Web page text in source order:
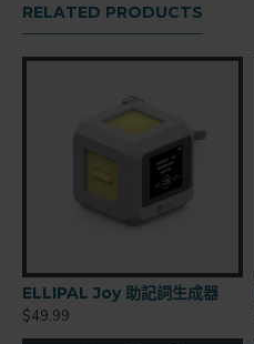
RELATED PRODUCTS
ELLIPAL Joy 助記詞生成器
$49.99